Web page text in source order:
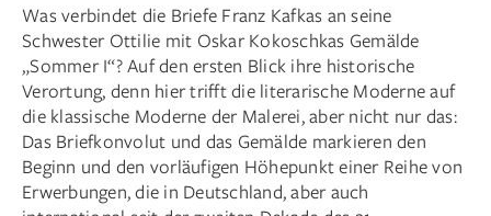
Was verbindet die Briefe Franz Kafkas an seine
Schwester Ottilie mit Oskar Kokoschkas Gemälde
„Sommer I“? Auf den ersten Blick ihre historische
Verortung, denn hier trifft die literarische Moderne auf
die klassische Moderne der Malerei, aber nicht nur das:
Das Briefkonvolut und das Gemälde markieren den
Beginn und den vorläufigen Höhepunkt einer Reihe von
Erwerbungen, die in Deutschland, aber auch